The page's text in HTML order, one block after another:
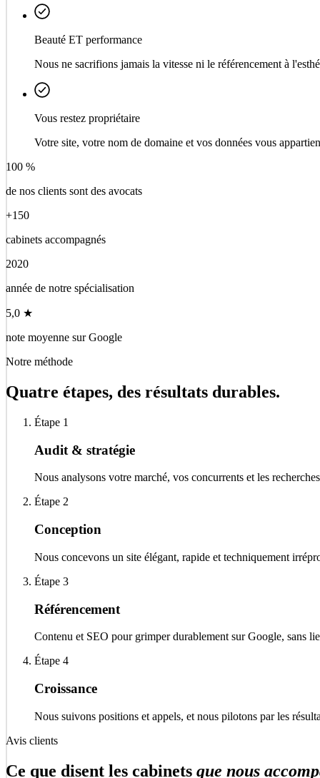
Beauté ET performance
Nous ne sacrifions jamais la vitesse ni le référencement à
Vous restez propriétaire
Votre site, votre nom de domaine et vos données vous
100 %
de nos clients sont des avocats
+150
cabinets accompagnés
2020
année de notre spécialisation
5,0 ★
note moyenne sur Google
Notre méthode
Quatre étapes, des résultats durables.
Étape 1
Audit & stratégie
Nous analysons votre marché, vos concurrents et les
Étape 2
Conception
Nous concevons un site élégant, rapide et techniquement
Étape 3
Référencement
Contenu et SEO pour grimper durablement sur Google, sans
Étape 4
Croissance
Nous suivons positions et appels, et nous pilotons par les
Avis clients
Ce que disent les cabinets que nous